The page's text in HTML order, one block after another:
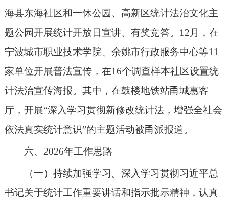
海县东海社区和一休公园、高新区统计法治文化主
题公园开展统计开放日宣讲、有奖竞答。12月，在
宁波城市职业技术学院、余姚市行政服务中心等11
家单位开展普法宣传， 在16个调查样本社区设置统
计法治宣传海报。其中， 在鼓楼地铁站甬城惠客
厅，开展“深入学习贯彻新修改统计法，增强全社会
依法真实统计意识”的主题活动被甬派报道。
六、 2026年工作思路
（一）持续加强学习。深入学习贯彻习近平总
书记关于统计工作重要讲话和指示批示精神，认真